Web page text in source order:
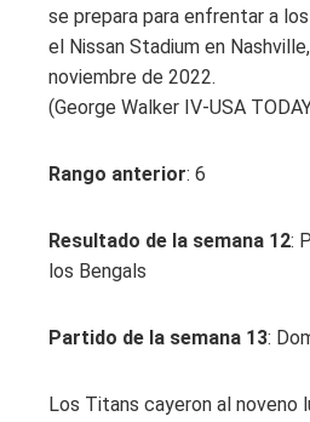
se prepara para enfrentar a
el Nissan Stadium en
noviembre de 2022.
(George Walker IV-USA
Rango anterior: 6
Resultado de la semana 12:
los Bengals
Partido de la semana 13:
Los Titans cayeron al noveno